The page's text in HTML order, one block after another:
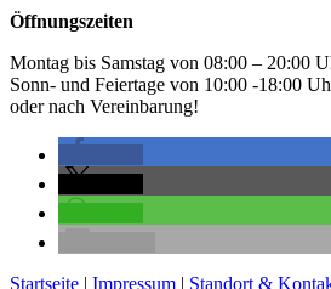
Öffnungszeiten
Montag bis Samstag von 08:00 – 20:00
Sonn- und Feiertage von 10:00 -18:00
oder nach Vereinbarung!
Startseite | Impressum | Standort &